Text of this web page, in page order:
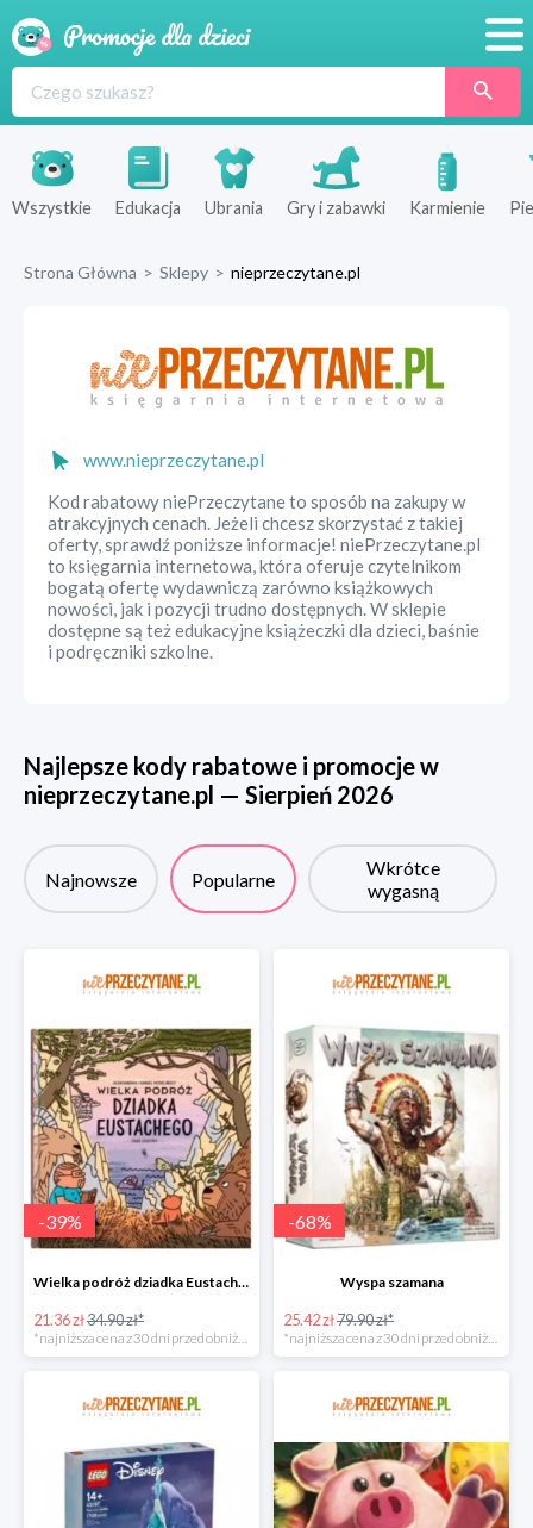
Produkty
Sklepy
Wszystkie Edukacja Ubrania Gry i zabawki Karmienie
Strona Główna > Sklepy > nieprzeczytane.pl
www.nieprzeczytane.pl
Kod rabatowy niePrzeczytane to sposób na zakupy w
atrakcyjnych cenach. Jeżeli chcesz skorzystać z takiej
oferty, sprawdź poniższe informacje! niePrzeczytane.pl
to księgarnia internetowa, która oferuje czytelnikom
bogatą ofertę wydawniczą zarówno książkowych
nowości, jak i pozycji trudno dostępnych. W sklepie
dostępne są też edukacyjne książeczki dla dzieci, baśnie
i podręczniki szkolne.
Najlepsze kody rabatowe i promocje w
nieprzeczytane.pl — Sierpień 2026
Najnowsze Popularne
Wkrótce
wygasną
-39%
Wielka podróż dziadka Eustachego
21.36 zł34.90 zł*
*najniższa cena z 30 dni przed obniżką
-68%
Wyspa szamana
25.42 zł79.90 zł*
*najniższa cena z 30 dni przed obniżką